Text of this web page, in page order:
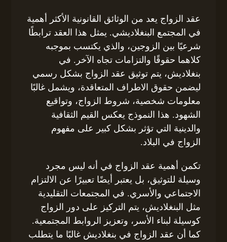
عقد الزواج يعد من الوثائق القانونية الأكثر أهمية
في المجتمع البنغلاديشي. يمثل هذا العقد ترابطًا
شرعيًا بين الزوجين، والذي يكتسب بموجبه
كلاهما حقوقًا والتزامات تجاه الآخر. في
بنغلاديش، يتم توثيق عقد الزواج بشكل رسمي
ليضمن حقوق الاطراف المتعاقدة، ويشمل غالبًا
معلومات شخصية، شروط الزواج، وتواقيع
الشهود. هذا النموذج يعكس القيم الثقافية
والدينية التي تؤثر بشكل كبير على مفهوم
الزواج في البلاد.
تكمن أهمية عقد الزواج في أنه ليس مجرد
وسيلة للتوثيق، بل يعتبر أيضًا تعبيرًا عن الالتزام
الاجتماعي والأسري. في المجتمعات التقليدية
مثل البنغلاديش، يتم التركيز على دور الزواج
كوسيلة لبناء الأسر، وتعزيز الروابط المجتمعية.
كما أن عقد الزواج في بنغلاديش غالبًا ما يتطلب